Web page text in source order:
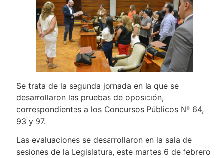
Se trata de la segunda jornada en la que se
desarrollaron las pruebas de oposición,
correspondientes a los Concursos Públicos Nº 64,
93 y 97.
Las evaluaciones se desarrollaron en la sala de
sesiones de la Legislatura, este martes 6 de febrero